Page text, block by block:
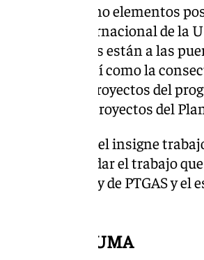
el rector como elementos
dimensión internacional de la
unidades están a las
de Maeztu-, así como la
captación de proyectos del
digitales y de proyectos del
también el insigne
sin olvidar el trabajo
de PDI y de PTGAS y
de la UMA